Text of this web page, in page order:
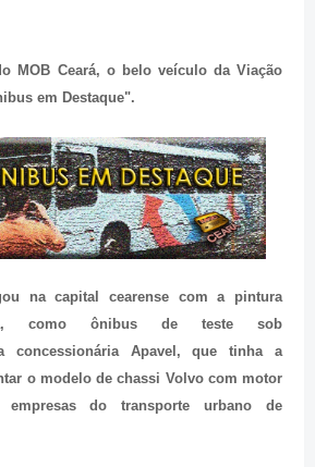
MOB Ceará, o belo veículo da Viação
em Destaque".
na capital cearense com a pintura
como ônibus de teste sob
concessionária Apavel, que tinha a
o modelo de chassi Volvo com motor
do transporte urbano de